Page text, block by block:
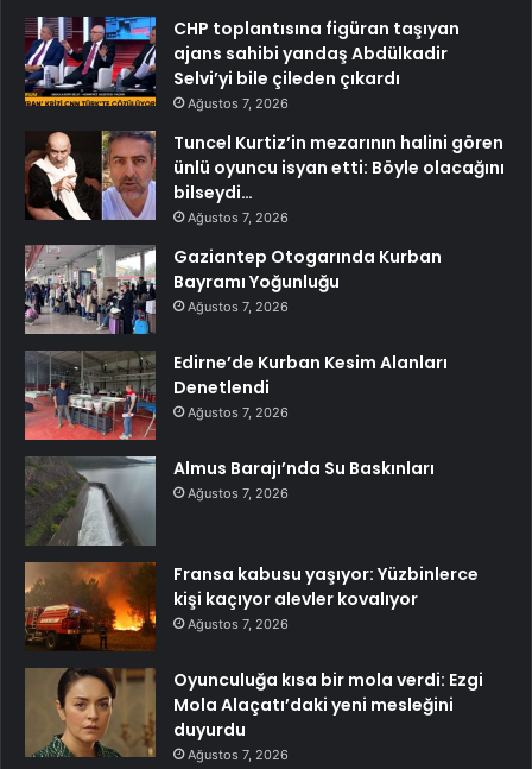
CHP toplantısına figüran taşıyan
ajans sahibi yandaş Abdülkadir
Selvi’yi bile çileden çıkardı
Ağustos 7, 2026
Tuncel Kurtiz’in mezarının halini gören
ünlü oyuncu isyan etti: Böyle olacağını
bilseydi…
Ağustos 7, 2026
Gaziantep Otogarında Kurban
Bayramı Yoğunluğu
Ağustos 7, 2026
Edirne’de Kurban Kesim Alanları
Denetlendi
Ağustos 7, 2026
Almus Barajı’nda Su Baskınları
Ağustos 7, 2026
Fransa kabusu yaşıyor: Yüzbinlerce
kişi kaçıyor alevler kovalıyor
Ağustos 7, 2026
Oyunculuğa kısa bir mola verdi: Ezgi
Mola Alaçatı’daki yeni mesleğini
duyurdu
Ağustos 7, 2026